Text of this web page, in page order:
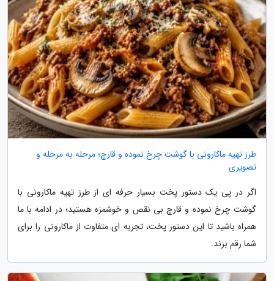
طرز تهیه ماکارونی با گوشت چرخ نموده و قارچ؛ مرحله به مرحله و
تصویری
اگر در پی یک دستور پخت بسیار حرفه ای از طرز تهیه ماکارونی با
گوشت چرخ نموده و قارچ بی نقص و خوشمزه هستید؛ در ادامه با ما
همراه باشید تا این دستور پخت، تجربه ای متفاوت از ماکارونی را برای
شما رقم بزند.